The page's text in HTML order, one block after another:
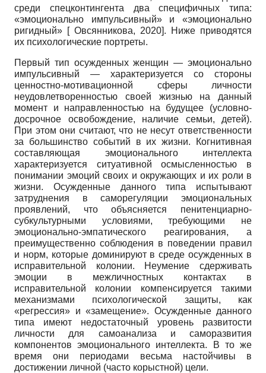
среди спецконтингента два специфичных типа:
«эмоционально импульсивный» и «эмоционально
ригидный» [Овсянникова, 2020]. Ниже приводятся
их психологические портреты.
Первый тип осужденных женщин — эмоционально
импульсивный — характеризуется со стороны
ценностно-мотивационной сферы личности
неудовлетворенностью своей жизнью на данный
момент и направленностью на будущее (условно-
досрочное освобождение, наличие семьи, детей).
При этом они считают, что не несут ответственности
за большинство событий в их жизни. Когнитивная
составляющая эмоционального интеллекта
характеризуется ситуативной осмысленностью в
понимании эмоций своих и окружающих и их роли в
жизни. Осужденные данного типа испытывают
затруднения в саморегуляции эмоциональных
проявлений, что объясняется пенитенциарно-
субкультурными условиями, требующими не
эмоционально-эмпатического реагирования, а
преимущественно соблюдения в поведении правил
и норм, которые доминируют в среде осужденных в
исправительной колонии. Неумение сдерживать
эмоции в межличностных контактах в
исправительной колонии компенсируется такими
механизмами психологической защиты, как
«регрессия» и «замещение». Осужденные данного
типа имеют недостаточный уровень развитости
личности для самоанализа и саморазвития
компонентов эмоционального интеллекта. В то же
время они периодами весьма настойчивы в
достижении личной (часто корыстной) цели.